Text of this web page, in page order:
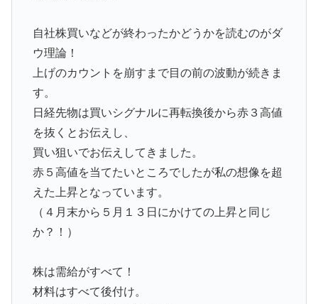
自社株買いなどが終わったかどうかを読むのがダ
ウ理論！
上げのカウントを崩すまで目の前の波動が続きま
す。
日経先物は買いシグナルに再転換後から赤３高値
を抜くとお伝えし、
買い狙いでお伝えしてきました。
赤５高値を当てたいところでしたが私の想像を超
えた上昇となっています。
（４月末から５月１３日にかけての上昇と同じ
か？！）
株は需給がすべて！
材料はすべて後付け。